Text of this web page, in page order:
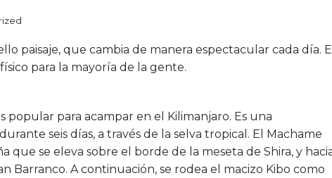
paisaje, que cambia de manera espectacular cada día. El
para la mayoría de la gente.
popular para acampar en el Kilimanjaro. Es una
seis días, a través de la selva tropical. El Machame
que se eleva sobre el borde de la meseta de Shira, y
Barranco. A continuación, se rodea el macizo Kibo como